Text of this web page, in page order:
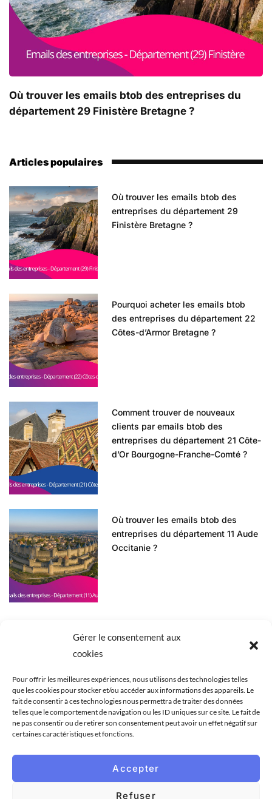
Gérer le consentement aux
cookies
Pour offrir les meilleures expériences, nous utilisons des technologies telles
que les cookies pour stocker et/ou accéder aux informations des appareils. Le
fait de consentir à ces technologies nous permettra de traiter des données
telles que le comportement de navigation ou les ID uniques sur ce site. Le fait de
ne pas consentir ou de retirer son consentement peut avoir un effet négatif sur
certaines caractéristiques et fonctions.
Accepter
Refuser
Où trouver les emails btob des entreprises du
département 29 Finistère Bretagne ?
Articles populaires
Où trouver les emails btob des
entreprises du département 29
Finistère Bretagne ?
Pourquoi acheter les emails btob
des entreprises du département 22
Côtes-d’Armor Bretagne ?
Comment trouver de nouveaux
clients par emails btob des
entreprises du département 21 Côte-
d’Or Bourgogne-Franche-Comté ?
Où trouver les emails btob des
entreprises du département 11 Aude
Occitanie ?
ACCUEIL BLOG
BASES DE DONNÉES
ZONE GÉOGRAPHIQUE
CONSEILS
NOTRE SITE
NOS LIENS
À la recherche des meilleures bases de
données BtoB ?